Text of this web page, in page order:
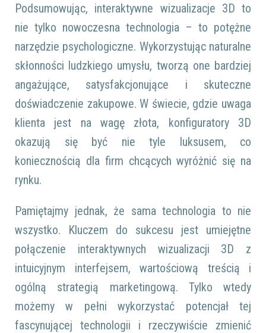
Podsumowując, interaktywne wizualizacje 3D to
nie tylko nowoczesna technologia – to potężne
narzędzie psychologiczne. Wykorzystując naturalne
skłonności ludzkiego umysłu, tworzą one bardziej
angażujące, satysfakcjonujące i skuteczne
doświadczenie zakupowe. W świecie, gdzie uwaga
klienta jest na wagę złota, konfiguratory 3D
okazują się być nie tyle luksusem, co
koniecznością dla firm chcących wyróżnić się na
rynku.
Pamiętajmy jednak, że sama technologia to nie
wszystko. Kluczem do sukcesu jest umiejętne
połączenie interaktywnych wizualizacji 3D z
intuicyjnym interfejsem, wartościową treścią i
ogólną strategią marketingową. Tylko wtedy
możemy w pełni wykorzystać potencjał tej
fascynującej technologii i rzeczywiście zmienić